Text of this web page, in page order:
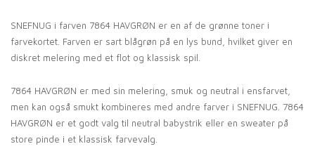
SNEFNUG i farven 7864 HAVGRØN er en af de grønne toner i
farvekortet. Farven er sart blågrøn på en lys bund, hvilket giver en
diskret melering med et flot og klassisk spil.
7864 HAVGRØN er med sin melering, smuk og neutral i ensfarvet,
men kan også smukt kombineres med andre farver i SNEFNUG. 7864
HAVGRØN er et godt valg til neutral babystrik eller en sweater på
store pinde i et klassisk farvevalg.